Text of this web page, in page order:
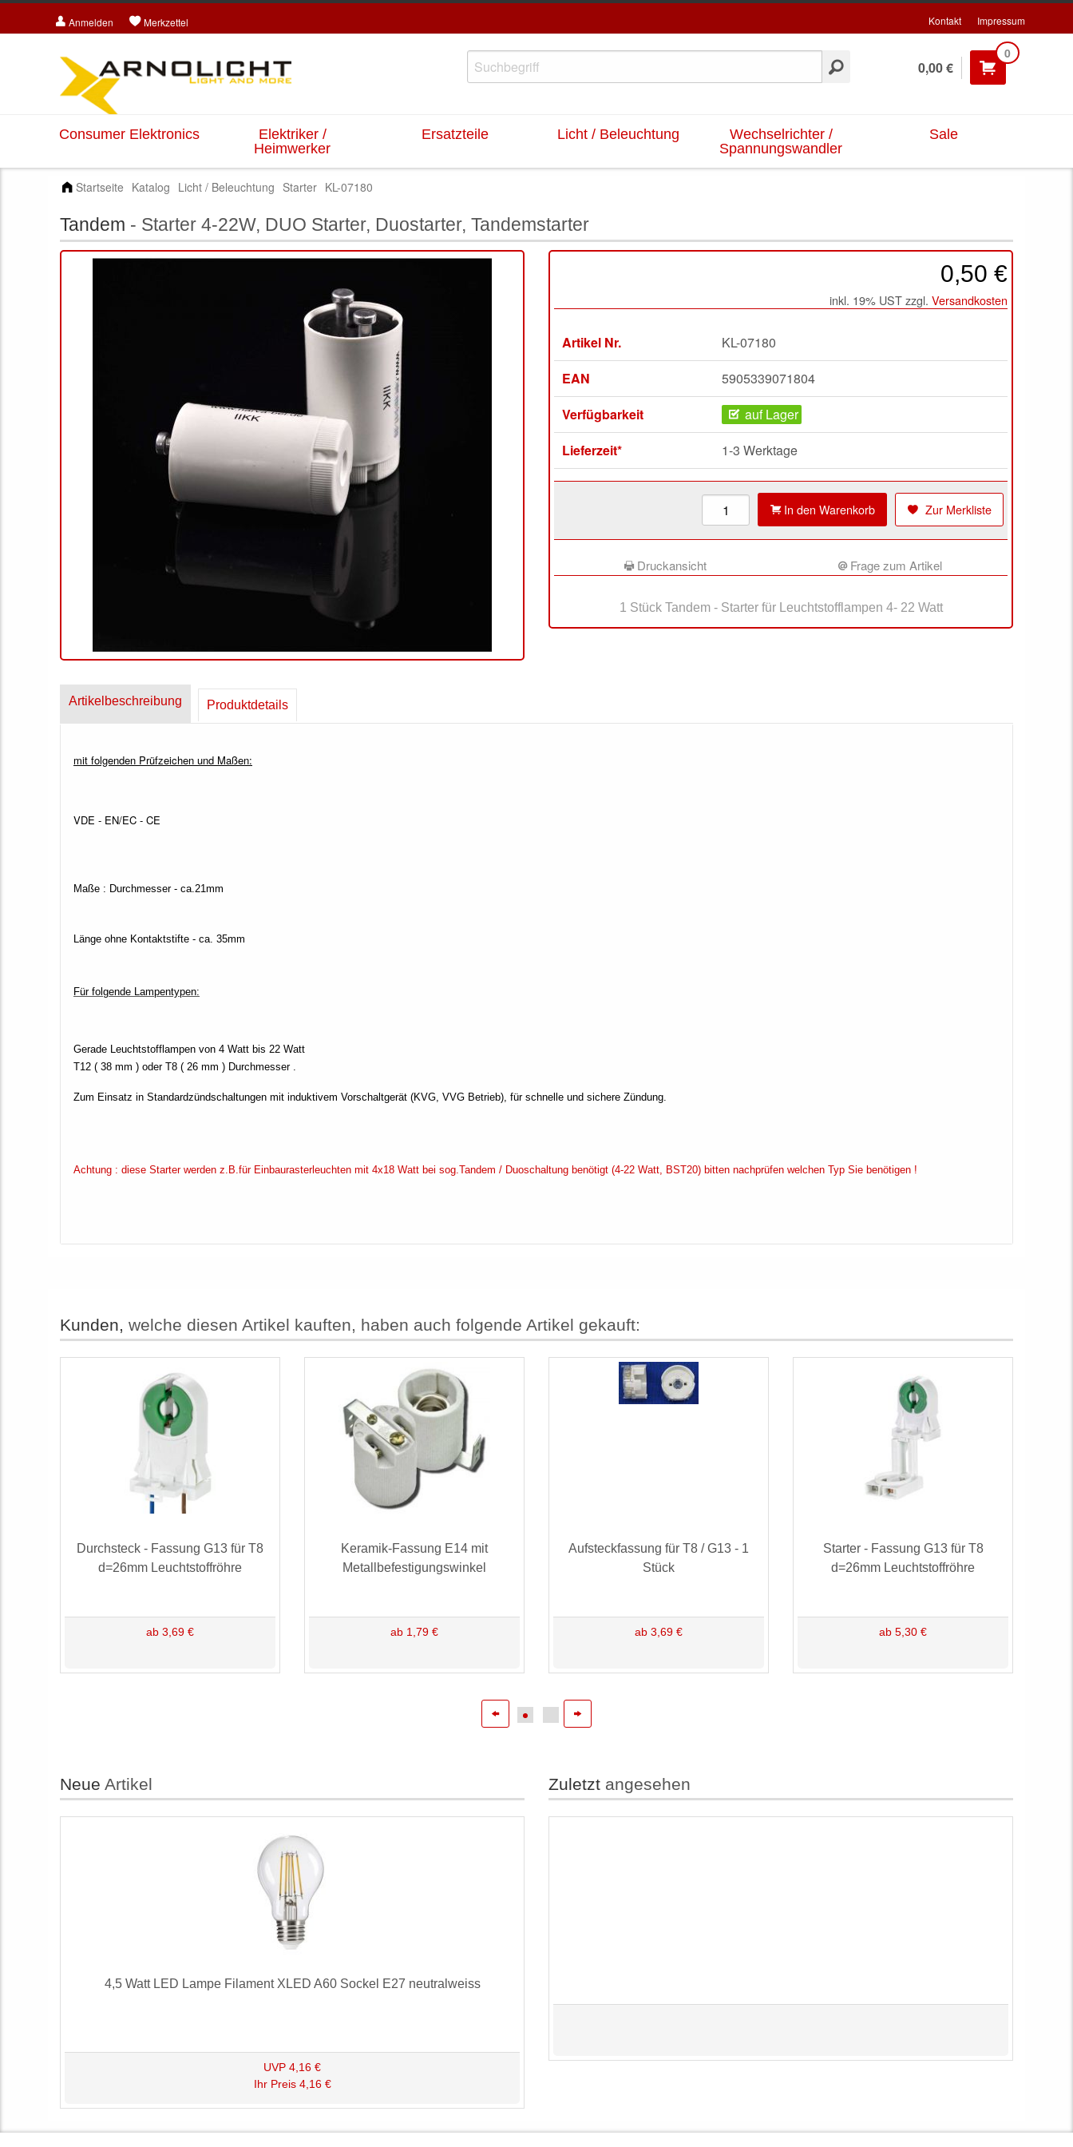
Anmelden Merkzettel Kontakt Impressum
0
0,00 €
Consumer Elektronics
Elektriker /
Heimwerker
Ersatzteile Licht / Beleuchtung
Wechselrichter /
Spannungswandler
Sale
Startseite Katalog Licht / Beleuchtung Starter KL-07180
Tandem - Starter 4-22W, DUO Starter, Duostarter, Tandemstarter
0,50 €
inkl. 19% UST zzgl. Versandkosten
Artikel Nr.
KL-07180
EAN
5905339071804
Verfügbarkeit
auf Lager
Lieferzeit*
1-3 Werktage
Zur Merkliste
In den Warenkorb
Druckansicht Frage zum Artikel
1 Stück Tandem - Starter für Leuchtstofflampen 4- 22 Watt
Artikelbeschreibung Produktdetails
mit folgenden Prüfzeichen und Maßen:
VDE - EN/EC - CE
Maße : Durchmesser - ca.21mm
Länge ohne Kontaktstifte - ca. 35mm
Für folgende Lampentypen:
Gerade Leuchtstofflampen von 4 Watt bis 22 Watt
T12 ( 38 mm ) oder T8 ( 26 mm ) Durchmesser .
Zum Einsatz in Standardzündschaltungen mit induktivem Vorschaltgerät (KVG, VVG Betrieb), für schnelle und sichere Zündung.
Achtung : diese Starter werden z.B.für Einbaurasterleuchten mit 4x18 Watt bei sog.Tandem / Duoschaltung benötigt (4-22 Watt, BST20) bitten nachprüfen welchen Typ Sie benötigen !
Kunden, welche diesen Artikel kauften, haben auch folgende Artikel gekauft:
Durchsteck - Fassung G13 für T8
d=26mm Leuchtstoffröhre
ab 3,69 €
Keramik-Fassung E14 mit
Metallbefestigungswinkel
ab 1,79 €
Aufsteckfassung für T8 / G13 - 1
Stück
ab 3,69 €
Starter - Fassung G13 für T8
d=26mm Leuchtstoffröhre
ab 5,30 €
Neue Artikel
4,5 Watt LED Lampe Filament XLED A60 Sockel E27 neutralweiss
UVP 4,16 €
Ihr Preis 4,16 €
Zuletzt angesehen